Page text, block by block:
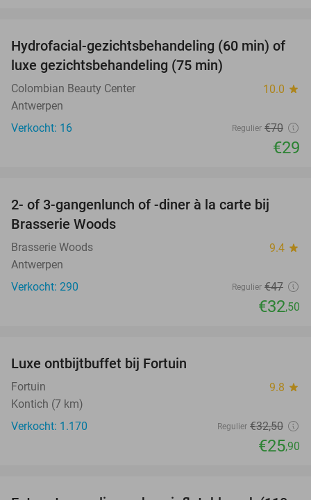
59%
Hydrofacial-gezichtsbehandeling (60 min) of
luxe gezichtsbehandeling (75 min)
Colombian Beauty Center 10.0 star
Antwerpen
Verkocht: 16
Regulier €70
€29
31%
2- of 3-gangenlunch of -diner à la carte bij
Brasserie Woods
Brasserie Woods 9.4 star
Antwerpen
Verkocht: 290
Regulier €47
€32,50
Luxe ontbijtbuffet bij Fortuin
Fortuin 9.8 star
Kontich (7 km)
Verkocht: 1.170
Regulier €32,50
€25,90